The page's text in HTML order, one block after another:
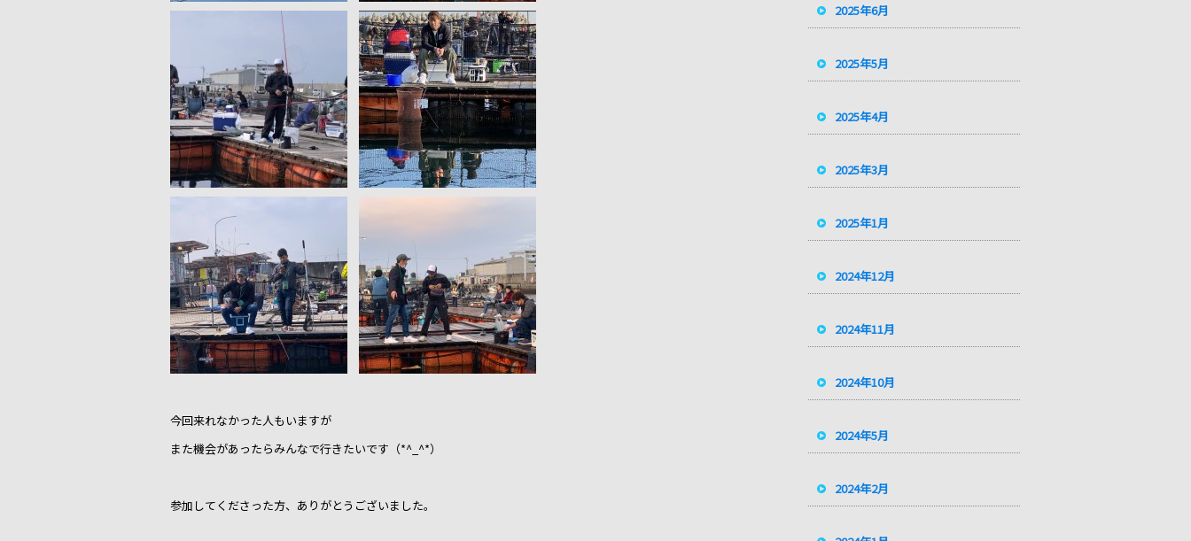
今回来れなかった人もいますが
また機会があったらみんなで行きたいです（*^_^*）
参加してくださった方、ありがとうございました。
2025年6月
2025年5月
2025年4月
2025年3月
2025年1月
2024年12月
2024年11月
2024年10月
2024年5月
2024年2月